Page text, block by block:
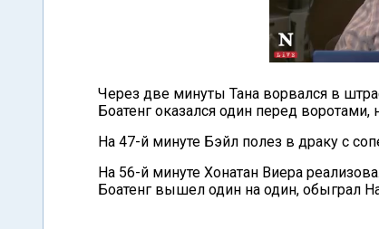
Через две минуты Тана ворвался в
Боатенг оказался один перед
На 47-й минуте Бэйл полез в драку с
На 56-й минуте Хонатан Виера
Боатенг вышел один на один, обыграл